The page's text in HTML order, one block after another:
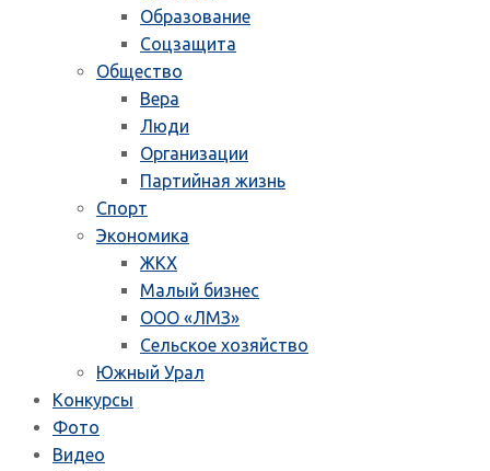
Образование
Соцзащита
Общество
Вера
Люди
Организации
Партийная жизнь
Спорт
Экономика
ЖКХ
Малый бизнес
ООО «ЛМЗ»
Сельское хозяйство
Южный Урал
Конкурсы
Фото
Видео